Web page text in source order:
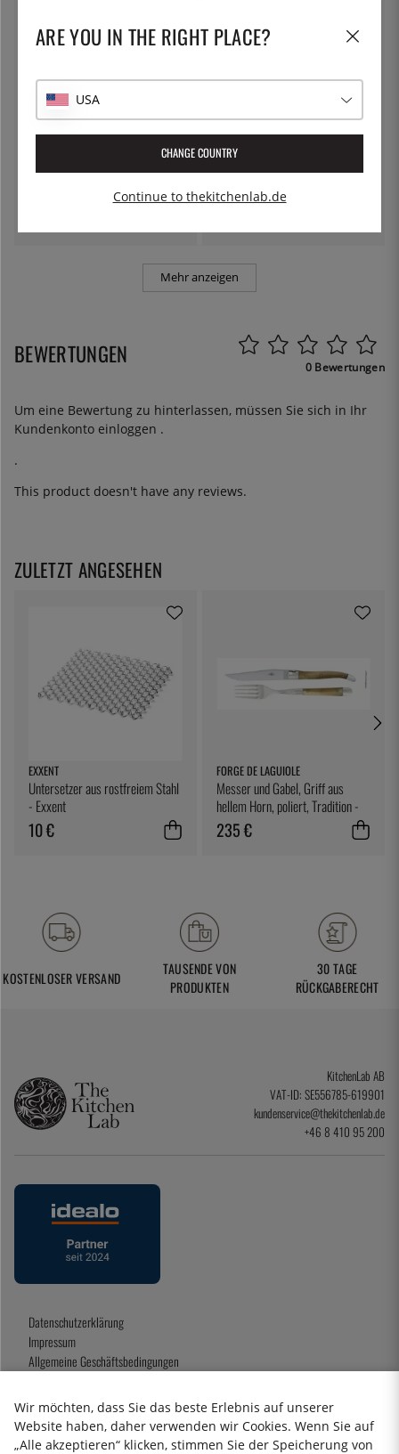
Die Bananenfliegenfalle
100% CHEF
Eiswürfel, klar - 100% Chef
Mehr anzeigen
BEWERTUNGEN 0 Bewertungen
Um eine Bewertung zu hinterlassen, müssen Sie sich in Ihr
Kundenkonto einloggen .
.
This product doesn't have any reviews.
ZULETZT ANGESEHEN
EXXENT
Untersetzer aus rostfreiem Stahl
- Exxent
10 €
FORGE DE LAGUIOLE
Messer und Gabel, Griff aus
hellem Horn, poliert, Tradition -
Forge de Laguiole
235 €
KOSTENLOSER VERSAND
TAUSENDE VON
PRODUKTEN
30 TAGE
RÜCKGABERECHT
KitchenLab AB
VAT-ID: SE556785-619901
kundenservice@thekitchenlab.de
+46 8 410 95 200
Datenschutzerklärung
Impressum
Allgemeine Geschäftsbedingungen
Wir möchten, dass Sie das beste Erlebnis auf unserer
Website haben, daher verwenden wir Cookies. Wenn Sie auf
„Alle akzeptieren“ klicken, stimmen Sie der Speicherung von
ARE YOU IN THE RIGHT PLACE?
USA
CHANGE COUNTRY
Continue to thekitchenlab.de